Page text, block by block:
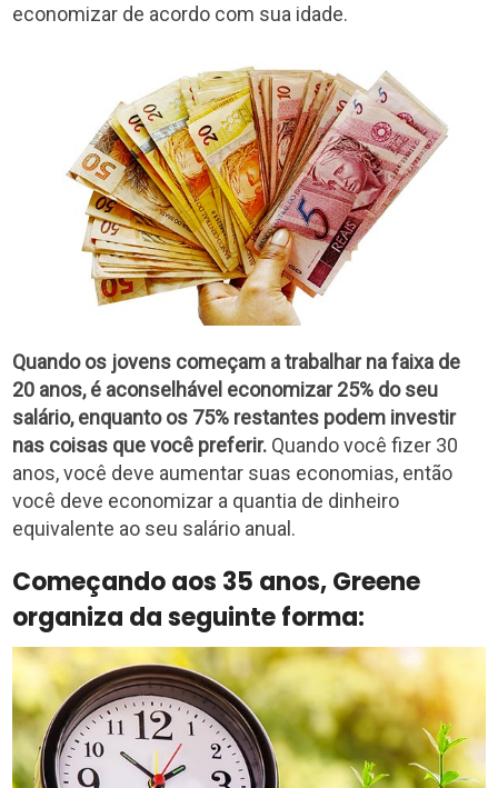
economizar de acordo com sua idade.
Quando os jovens começam a trabalhar na faixa de
20 anos, é aconselhável economizar 25% do seu
salário, enquanto os 75% restantes podem investir
nas coisas que você preferir. Quando você fizer 30
anos, você deve aumentar suas economias, então
você deve economizar a quantia de dinheiro
equivalente ao seu salário anual.
Começando aos 35 anos, Greene
organiza da seguinte forma: